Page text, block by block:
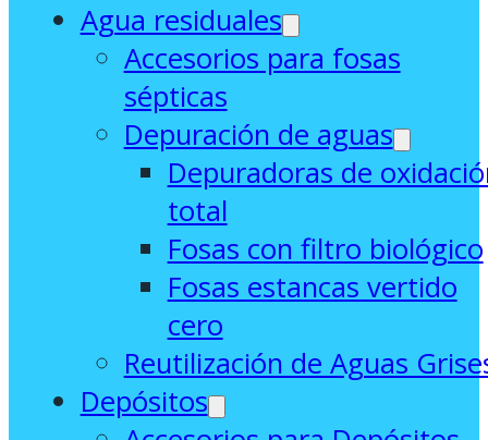
Agua residuales
Accesorios para fosas
sépticas
Depuración de aguas
Depuradoras de
total
Fosas con filtro biológico
Fosas estancas vertido
cero
Reutilización de Aguas
Depósitos